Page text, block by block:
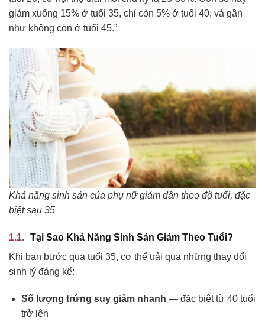
giảm xuống 15% ở tuổi 35, chỉ còn 5% ở tuổi 40, và gần
như không còn ở tuổi 45.”
Khả năng sinh sản của phụ nữ giảm dần theo độ tuổi, đặc
biệt sau 35
Tại Sao Khả Năng Sinh Sản Giảm Theo Tuổi?
Khi bạn bước qua tuổi 35, cơ thể trải qua những thay đổi
sinh lý đáng kể:
Số lượng trứng suy giảm nhanh — đặc biệt từ 40 tuổi
trở lên